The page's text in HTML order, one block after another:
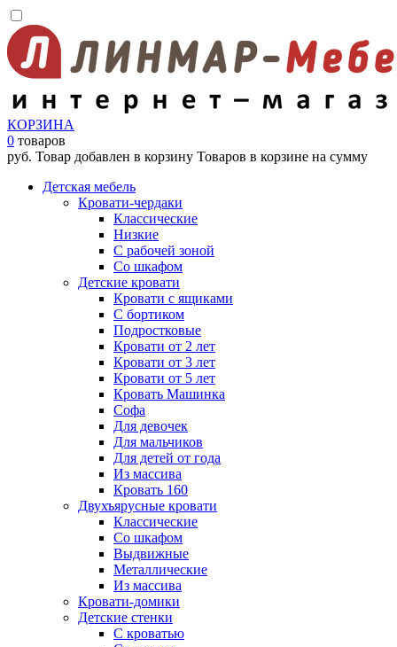
КОРЗИНА
0 товаров
руб. Товар добавлен в корзину Товаров в корзине на сумму
Детская мебель
Кровати-чердаки
Классические
Низкие
С рабочей зоной
Со шкафом
Детские кровати
Кровати с ящиками
С бортиком
Подростковые
Кровати от 2 лет
Кровати от 3 лет
Кровати от 5 лет
Кровать Машинка
Софа
Для девочек
Для мальчиков
Для детей от года
Из массива
Кровать 160
Двухъярусные кровати
Классические
Со шкафом
Выдвижные
Металлические
Из массива
Кровати-домики
Детские стенки
С кроватью